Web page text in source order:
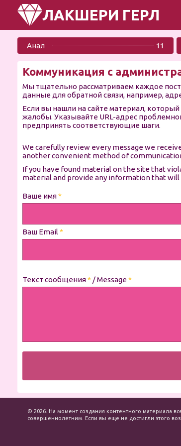
ЛАКШЕРИ ГЕРЛ
Анал 11
Коммуникация с
Мы тщательно рассматриваем каждое
данные для обратной связи, например,
Если вы нашли на сайте материал,
жалобы. Указывайте URL-адрес
предпринять соответствующие шаги.
We carefully review every message we
another convenient method of
If you have found material on the site that
material and provide any information that
Ваше имя*
Ваш Email *
Текст сообщения* / Message*
© 2026. На момент создания контентного материала
совершеннолетним. Если вы еще не достигли этого